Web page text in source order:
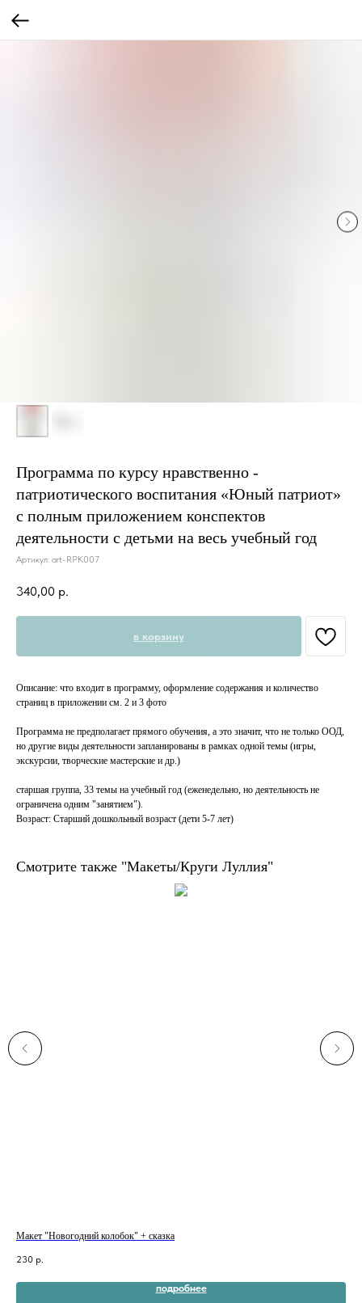
Программа по курсу нравственно -
патриотического воспитания «Юный патриот»
с полным приложением конспектов
деятельности с детьми на весь учебный год
Артикул: art-RPK007
340,00 р.
в корзину
Описание: что входит в программу, оформление содержания и количество
страниц в приложении см. 2 и 3 фото
Программа не предполагает прямого обучения, а это значит, что не только ООД,
но другие виды деятельности запланированы в рамках одной темы (игры,
экскурсии, творческие мастерские и др.)
старшая группа, 33 темы на учебный год (еженедельно, но деятельность не
ограничена одним "занятием").
Возраст: Старший дошкольный возраст (дети 5-7 лет)
Смотрите также "Макеты/Круги Луллия"
Макет "Новогодний колобок" + сказка
230 р.
подробнее